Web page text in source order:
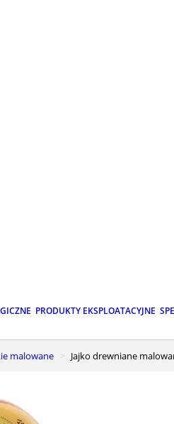
PRODUKTY EKSPLOATACYJNE
malowane Jajko drewniane